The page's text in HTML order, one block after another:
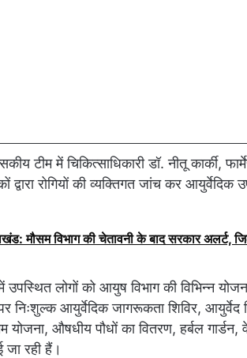
टीम में चिकित्साधिकारी डॉ. नीतू कार्की,
द्वारा रोगियों की व्यक्तिगत जांच कर
मौसम विभाग की चेतावनी के बाद सरकार अलर्ट,
लोगों को आयुष विभाग की विभिन्न
निःशुल्क आयुर्वेदिक जागरूकता शिविर, आयुर्वेद
योजना, औषधीय पौधों का वितरण, हर्बल
जा रही हैं।